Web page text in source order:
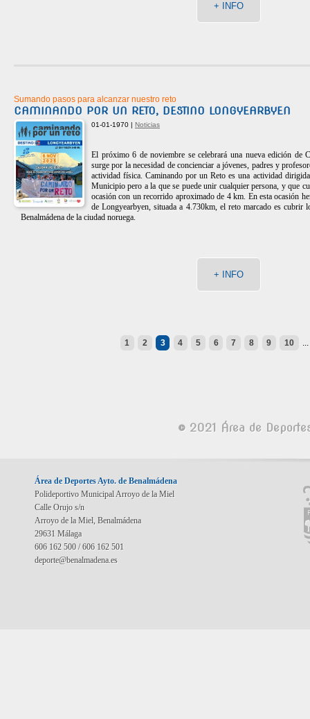
+ INFO
Sumando pasos para alcanzar nuestro reto
CAMINANDO POR UN RETO, DESTINO LONGYEARBYEN
01-01-1970 | Noticias
El próximo 6 de noviembre se celebrará una nueva edición de
surge por la necesidad de concienciar a jóvenes, padres y
actividad física. Caminando por un Reto es una actividad
Municipio pero a la que se puede unir cualquier persona, y que
ocasión con un recorrido aproximado de 4 km. En esta ocasión
de Longyearbyen, situada a 4.730km, el reto marcado es cubrir
Benalmádena de la ciudad noruega.
+ INFO
1 2 3 4 5 6 7 8 9 10
© 2021 Área de
Área de Deportes Ayto. de Benalmádena
Polideportivo Municipal Arroyo de la Miel
Calle Orujo s/n
Arroyo de la Miel, Benalmádena
29631 Málaga
606 162 500 / 606 162 501
deporte@benalmadena.es